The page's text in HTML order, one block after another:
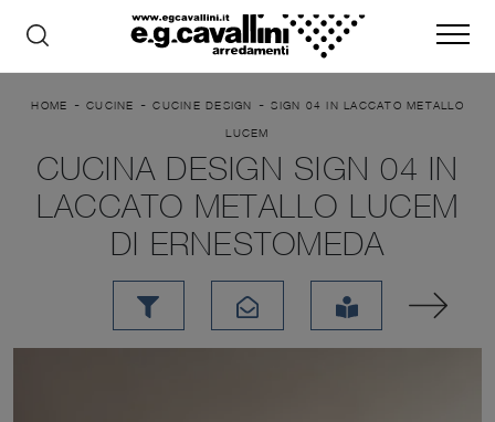
HOME - CUCINE -CUCINE DESIGN -SIGN 04 IN LACCATO METALLO
LUCEM
CUCINA DESIGN SIGN 04 IN
LACCATO METALLO LUCEM
DI ERNESTOMEDA